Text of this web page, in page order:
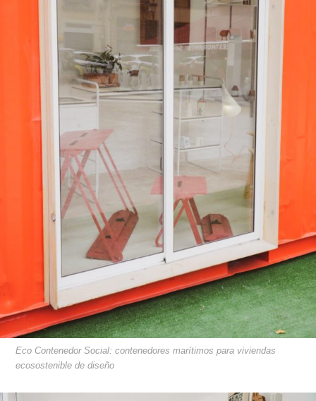
Eco Contenedor Social: contenedores marítimos para viviendas
ecosostenible de diseño